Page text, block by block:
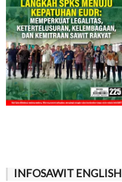
INFOSAWIT ENGLISH